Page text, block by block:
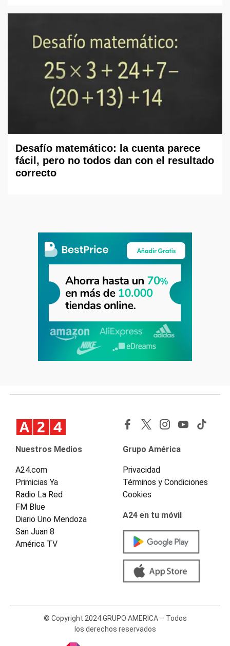
Desafío matemático: la cuenta parece
fácil, pero no todos dan con el resultado
correcto
Nuestros Medios
A24.com
Primicias Ya
Radio La Red
FM Blue
Diario Uno Mendoza
San Juan 8
América TV
Grupo América
Privacidad
Términos y Condiciones
Cookies
A24 en tu móvil
© Copyright 2024 GRUPO AMERICA – Todos
los derechos reservados